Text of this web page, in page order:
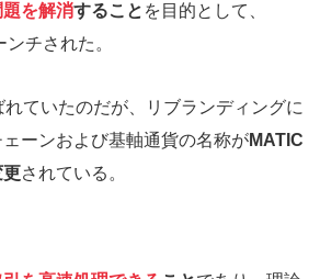
を解消すること を目的として、
チされた。
れていたのだが、リブランディングに
ーンおよび基軸通貨の名称がMATIC
更されている。